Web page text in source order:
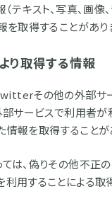
テキスト、写真、画
取得することがあり
り取得する情報
その他の外部
部サービスで利用者
報を取得することが
は、偽りその他不正
用することによる